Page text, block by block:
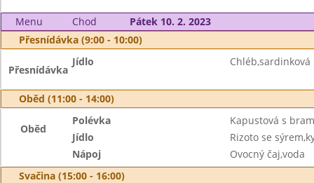
Menu Chod
Pátek 10. 2. 2023
Přesnídávka (9:00 - 10:00)
Přesnídávka
Jídlo
Oběd (11:00 - 14:00)
Oběd
Polévka
Kapustová s
Jídlo
Rizoto se
Nápoj
Ovocný čaj,voda
Svačina (15:00 - 16:00)